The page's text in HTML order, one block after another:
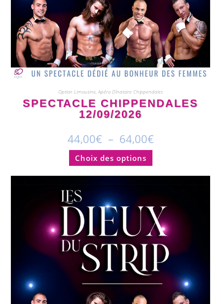
Option Limousine,Apéro Dînatoire Chippendales
SPECTACLE CHIPPENDALES
12/09/2026
44,00€ – 64,00€
Choix des options